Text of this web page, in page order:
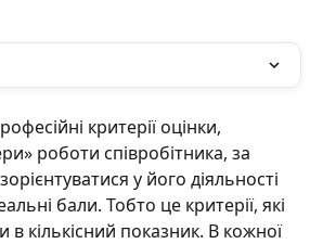
критерії оцінки,
роботи співробітника, за
у його діяльності
бали. Тобто це критерії, які
кількісний показник. В кожної